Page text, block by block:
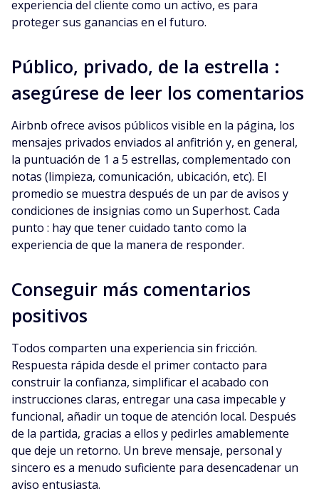
experiencia del cliente como un activo, es para
proteger sus ganancias en el futuro.
Público, privado, de la estrella :
asegúrese de leer los comentarios
Airbnb ofrece avisos públicos visible en la página, los
mensajes privados enviados al anfitrión y, en general,
la puntuación de 1 a 5 estrellas, complementado con
notas (limpieza, comunicación, ubicación, etc). El
promedio se muestra después de un par de avisos y
condiciones de insignias como un Superhost. Cada
punto : hay que tener cuidado tanto como la
experiencia de que la manera de responder.
Conseguir más comentarios
positivos
Todos comparten una experiencia sin fricción.
Respuesta rápida desde el primer contacto para
construir la confianza, simplificar el acabado con
instrucciones claras, entregar una casa impecable y
funcional, añadir un toque de atención local. Después
de la partida, gracias a ellos y pedirles amablemente
que deje un retorno. Un breve mensaje, personal y
sincero es a menudo suficiente para desencadenar un
aviso entusiasta.